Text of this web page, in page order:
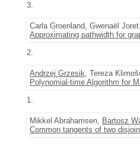
3.
Carla Groenland, Gwenaël
Approximating pathwidth for
2.
Andrzej Grzesik, Tereza
Polynomial-time Algorithm for
1.
Mikkel Abrahamsen, Bartosz
Common tangents of two